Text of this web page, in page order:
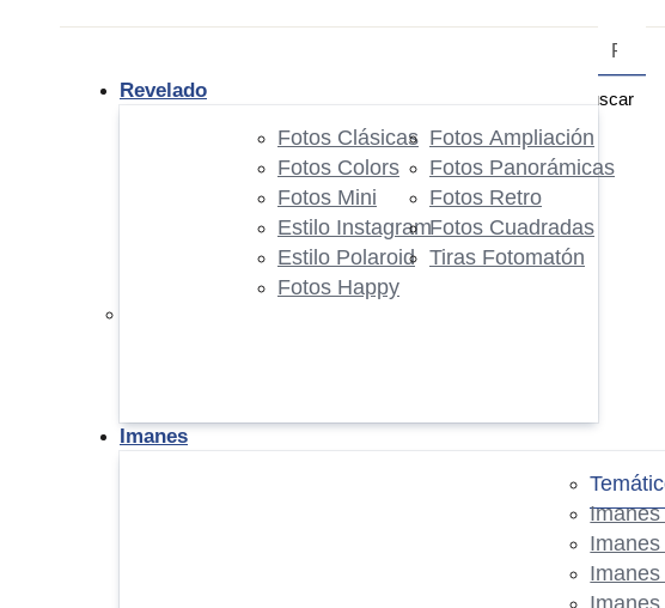
Buscar
Revelado
Fotos Clásicas
Fotos Colors
Fotos Mini
Estilo Instagram
Estilo Polaroid
Fotos Happy
Fotos Ampliación
Fotos Panorámicas
Fotos Retro
Fotos Cuadradas
Tiras Fotomatón
Imanes